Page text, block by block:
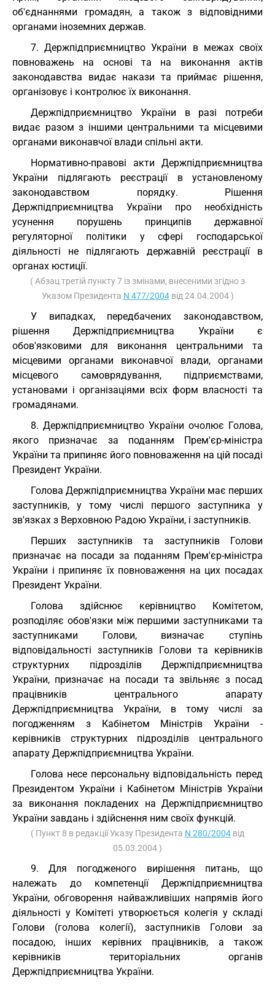
об'єднаннями громадян, а також з відповідними
органами іноземних держав.
7. Держпідприємництво України в межах своїх
повноважень на основі та на виконання актів
законодавства видає накази та приймає рішення,
організовує і контролює їх виконання.
Держпідприємництво України в разі потреби
видає разом з іншими центральними та місцевими
органами виконавчої влади спільні акти.
Нормативно-правові акти Держпідприємництва
України підлягають реєстрації в установленому
законодавством порядку. Рішення
Держпідприємництва України про необхідність
усунення порушень принципів державної
регуляторної політики у сфері господарської
діяльності не підлягають державній реєстрації в
органах юстиції.
( Абзац третій пункту 7 із змінами, внесеними згідно з
Указом Президента N 477/2004від 24.04.2004 )
У випадках, передбачених законодавством,
рішення Держпідприємництва України є
обов'язковими для виконання центральними та
місцевими органами виконавчої влади, органами
місцевого самоврядування, підприємствами,
установами і організаціями всіх форм власності та
громадянами.
8. Держпідприємництво України очолює Голова,
якого призначає за поданням Прем'єр-міністра
України та припиняє його повноваження на цій посаді
Президент України.
Голова Держпідприємництва України має перших
заступників, у тому числі першого заступника у
зв'язках з Верховною Радою України, і заступників.
Перших заступників та заступників Голови
призначає на посади за поданням Прем'єр-міністра
України і припиняє їх повноваження на цих посадах
Президент України.
Голова здійснює керівництво Комітетом,
розподіляє обов'язки між першими заступниками та
заступниками Голови, визначає ступінь
відповідальності заступників Голови та керівників
структурних підрозділів Держпідприємництва
України, призначає на посади та звільняє з посад
працівників центрального апарату
Держпідприємництва України, в тому числі за
погодженням з Кабінетом Міністрів України -
керівників структурних підрозділів центрального
апарату Держпідприємництва України.
Голова несе персональну відповідальність перед
Президентом України і Кабінетом Міністрів України
за виконання покладених на Держпідприємництво
України завдань і здійснення ним своїх функцій.
( Пункт 8 в редакції Указу Президента N 280/2004 від
05.03.2004 )
9. Для погодженого вирішення питань, що
належать до компетенції Держпідприємництва
України, обговорення найважливіших напрямів його
діяльності у Комітеті утворюється колегія у складі
Голови (голова колегії), заступників Голови за
посадою, інших керівних працівників, а також
керівників територіальних органів
Держпідприємництва України.